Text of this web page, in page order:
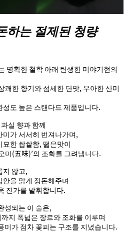
하는 절제된 청량
명확한 철학 아래 탄생한 미야기현의
쾌한 향기와 섬세한 단맛, 우아한 산미
도 높은 스탠다드 제품입니다.
실 향과 함께
가 서서히 번져나가며,
한 쌉쌀함, 떫은맛이
미(五味)’의 조화를 그려냅니다.
지 않고,
을 맑게 정돈해주며
진가를 발휘합니다.
성되는 이 술은,
지 폭넓은 장르와 조화를 이루며
미가 점차 꽃피는 구조를 지녔습니다.